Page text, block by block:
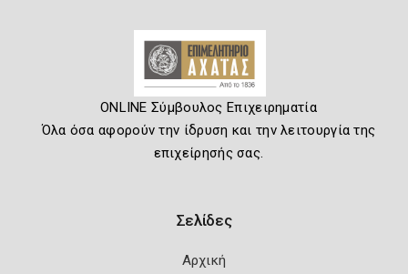
ONLINE Σύμβουλος Επιχειρηματία
Όλα όσα αφορούν την ίδρυση και την λειτουργία της
επιχείρησής σας.
Σελίδες
Αρχική